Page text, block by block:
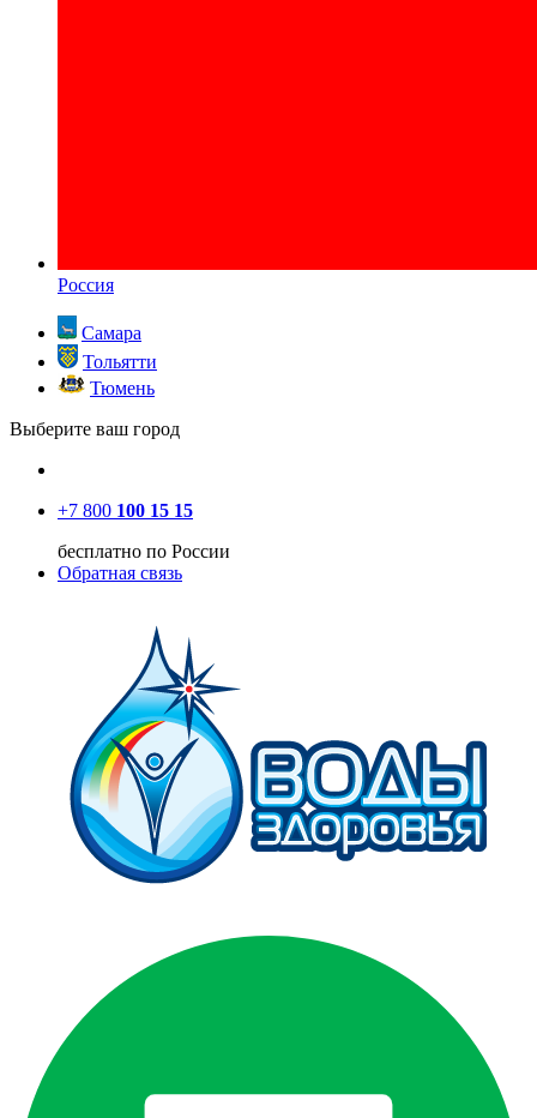
Россия
Самара
Тольятти
Тюмень
Выберите ваш город
+7 800 100 15 15
бесплатно по России
Обратная связь